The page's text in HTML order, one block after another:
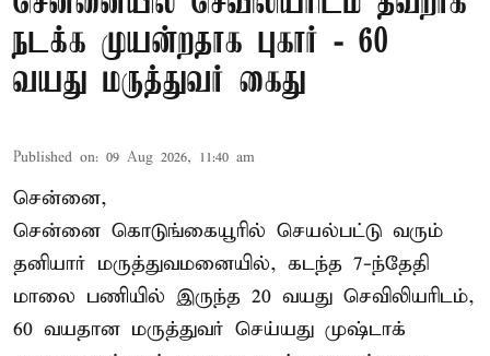
நடக்க முயன்றதாக புகார் - 60
வயது மருத்துவர் கைது
Published on: 09 Aug 2026, 11:40 am
சென்னை,
சென்னை கொடுங்கையூரில் செயல்பட்டு வரும்
தனியார் மருத்துவமனையில், கடந்த 7-ந்தேதி
மாலை பணியில் இருந்த 20 வயது செவிலியரிடம்,
60 வயதான மருத்துவர் செய்யது முஷ்டாக்